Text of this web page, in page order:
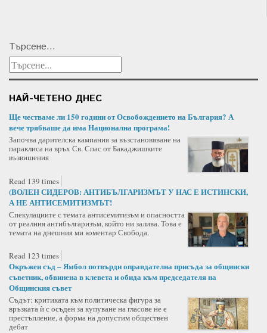
Търсене...
НАЙ-ЧЕТЕНО ДНЕС
Ще честваме ли 150 години от Освобождението на България? А
вече трябваше да има Национална програма!
Започва дарителска кампания за възстановяване на
параклиса на връх Св. Спас от Бакаджишките
възвишения
Read 139 times
(ВОЛЕН СИДЕРОВ: АНТИБЪЛГАРИЗМЪТ У НАС Е ИСТИНСКИ,
А НЕ АНТИСЕМИТИЗМЪТ!
Спекулациите с темата антисемитизъм и опасността
от реалния антибългаризъм, който ни залива. Това е
темата на днешния ми коментар Свобода.
Read 123 times
Окръжен съд – Ямбол потвърди оправдателна присъда за общински
съветник, обвинена в клевета и обида към председателя на
Общинския съвет
Съдът: критиката към политическа фигура за
връзката ѝ с осъден за купуване на гласове не е
престъпление, а форма на допустим обществен
дебат